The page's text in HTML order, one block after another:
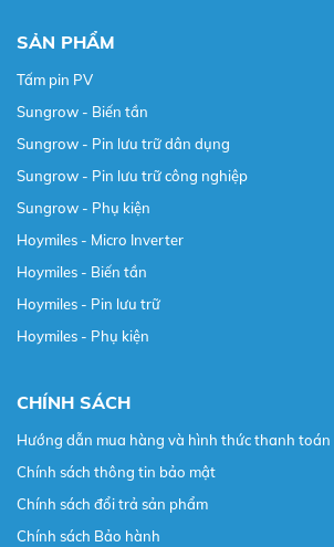
SẢN PHẨM
Tấm pin PV
Sungrow - Biến tần
Sungrow - Pin lưu trữ dân dụng
Sungrow - Pin lưu trữ công nghiệp
Sungrow - Phụ kiện
Hoymiles - Micro Inverter
Hoymiles - Biến tần
Hoymiles - Pin lưu trữ
Hoymiles - Phụ kiện
CHÍNH SÁCH
Hướng dẫn mua hàng và hình thức thanh toán
Chính sách thông tin bảo mật
Chính sách đổi trả sản phẩm
Chính sách Bảo hành